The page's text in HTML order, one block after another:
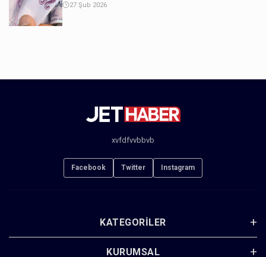
27 Şub 2026
xvfdfvvbbvb
Facebook Twitter Instagram
KATEGORILER
KURUMSAL